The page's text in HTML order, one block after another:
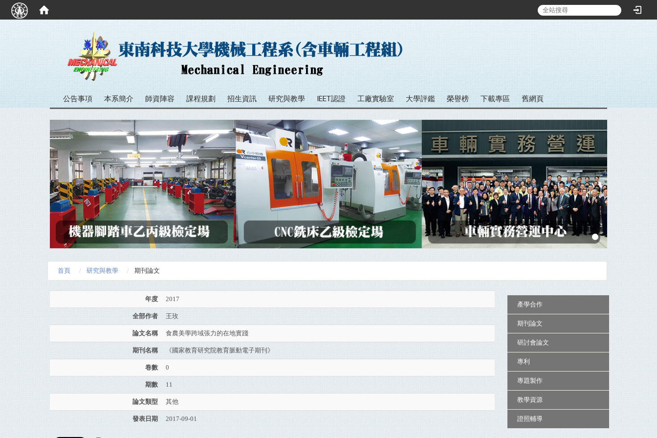
公告事項 本系簡介 師資陣容 課程規劃 招生資訊 研究與教學 IEET認證 工廠實驗室 大學評鑑 榮譽榜 下載專區 舊網頁
首頁 研究與教學 期刊論文
年度 2017
全部作者 王玫
論文名稱 食農美學跨域張力的在地實踐
期刊名稱 《國家教育研究院教育脈動電子期刊》
卷數 0
期數 11
論文類型 其他
發表日期 2017-09-01
產學合作
期刊論文
研討會論文
專利
專題製作
教學資源
證照輔導